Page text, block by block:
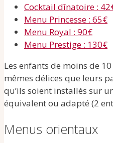
Cocktail dînatoire :
Menu Princesse : 65€
Menu Royal : 90€
Menu Prestige : 130€
Les enfants de moins de
mêmes délices que leurs
qu’ils soient installés sur
équivalent ou adapté (2
Menus orientaux